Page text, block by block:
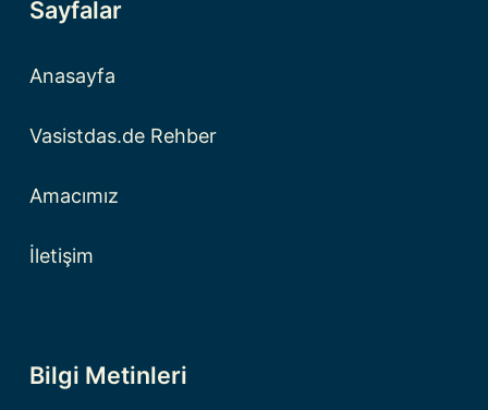
Sayfalar
Anasayfa
Vasistdas.de Rehber
Amacımız
İletişim
Bilgi Metinleri